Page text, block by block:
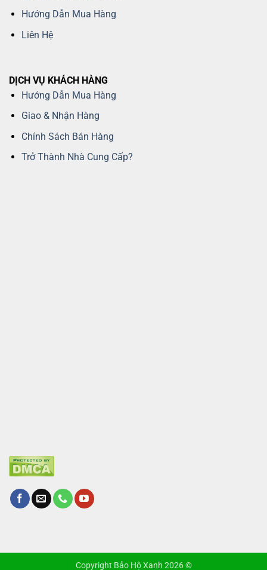
Hướng Dẫn Mua Hàng
Liên Hệ
DỊCH VỤ KHÁCH HÀNG
Hướng Dẫn Mua Hàng
Giao & Nhận Hàng
Chính Sách Bán Hàng
Trở Thành Nhà Cung Cấp?
Copyright Bảo Hộ Xanh 2026 ©